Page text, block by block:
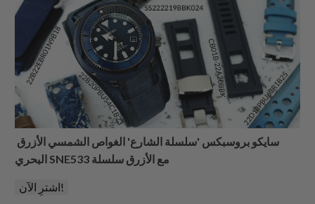
سايكو بروسبكس 'سلسلة الشارع' الغواص الشمسي الأزرق
البحري SNE533 مع الأزرق سلسلة
اشترِ الآن!